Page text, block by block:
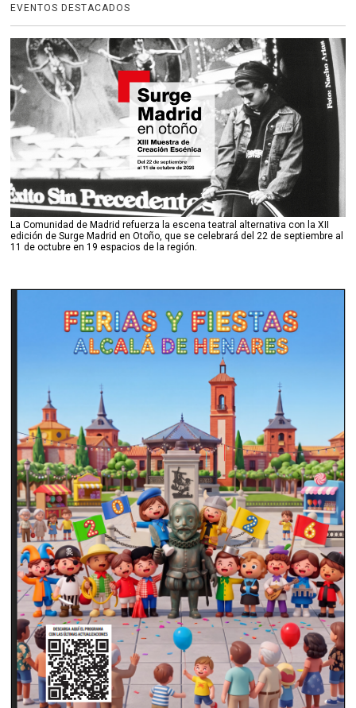
EVENTOS DESTACADOS
La Comunidad de Madrid refuerza la escena teatral alternativa con la XII
edición de Surge Madrid en Otoño, que se celebrará del 22 de septiembre al
11 de octubre en 19 espacios de la región.